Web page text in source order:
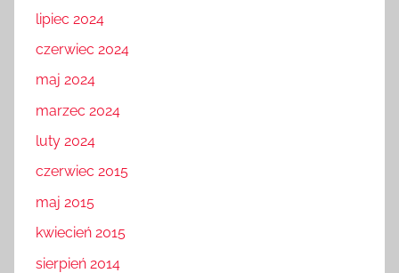
lipiec 2024
czerwiec 2024
maj 2024
marzec 2024
luty 2024
czerwiec 2015
maj 2015
kwiecień 2015
sierpień 2014